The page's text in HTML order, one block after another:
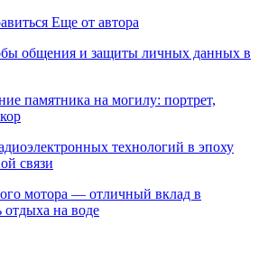
Еще от автора
общения и защиты личных данных в
памятника на могилу: портрет,
технологий в эпоху
связи
мотора — отличный вклад в
на воде